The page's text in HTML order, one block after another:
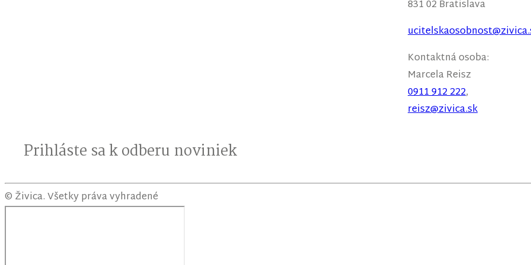
831 02 Bratislava
Kontaktná osoba:
MarcelaReisz
0911 912 222,
reisz@zivica.sk
Prihláste sa k odberu noviniek
© Živica. Všetky práva vyhradené